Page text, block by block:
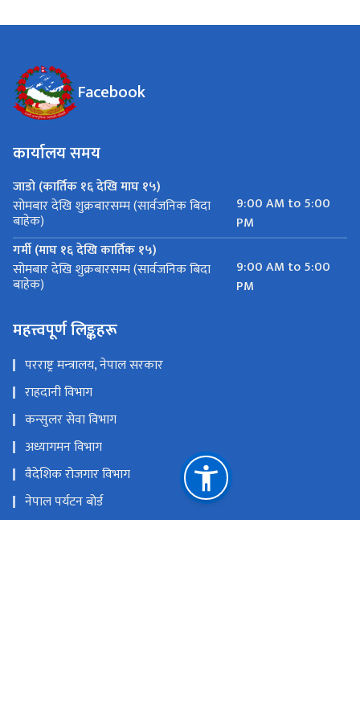
Facebook
कार्यालय समय
जाडो (कार्तिक १६ देखि माघ १५)
सोमबार देखि शुक्रबारसम्म (सार्वजनिक बिदा
बाहेक)
9:00 AM to 5:00
PM
गर्मी (माघ १६ देखि कार्तिक १५)
सोमबार देखि शुक्रबारसम्म (सार्वजनिक बिदा
बाहेक)
9:00 AM to 5:00
PM
महत्त्वपूर्ण लिङ्कहरू
परराष्ट्र मन्‍त्रालय, नेपाल सरकार
राहदानी विभाग
कन्सुलर सेवा विभाग
अध्यागमन विभाग
वैदेशिक रोजगार विभाग
नेपाल पर्यटन बोर्ड